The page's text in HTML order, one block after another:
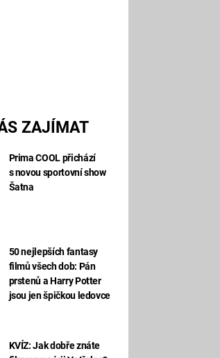
ZAJÍMAT
Prima COOL přichází
s novou sportovní show
Šatna
50 nejlepších fantasy
filmů všech dob: Pán
prstenů a Harry Potter
jsou jen špičkou ledovce
KVÍZ: Jak dobře znáte